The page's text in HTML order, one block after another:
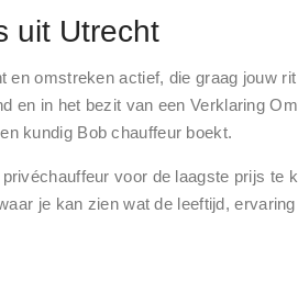
uit Utrecht
en omstreken actief, die graag jouw
en in het bezit van een Verklaring
kundig Bob chauffeur boekt.
voor de laagste prijs te
je kan zien wat de leeftijd,